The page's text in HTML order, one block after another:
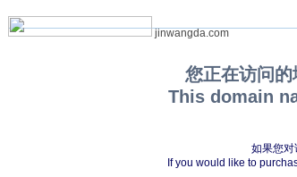
jinwangda.com
您正在访问的
This domain
如果您对
If you would like to